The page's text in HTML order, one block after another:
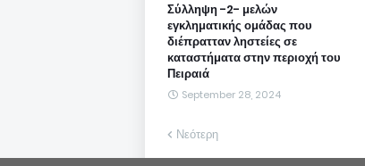
Σύλληψη -2- μελών
εγκληματικής ομάδας που
διέπρατταν ληστείες σε
καταστήματα στην περιοχή του
Πειραιά
September 28, 2024
Νεότερη